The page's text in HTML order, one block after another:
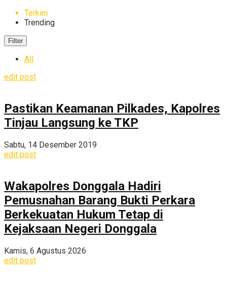
Terkini
Trending
Filter
All
edit post
Pastikan Keamanan Pilkades, Kapolres
Tinjau Langsung ke TKP
Sabtu, 14 Desember 2019
edit post
Wakapolres Donggala Hadiri
Pemusnahan Barang Bukti Perkara
Berkekuatan Hukum Tetap di
Kejaksaan Negeri Donggala
Kamis, 6 Agustus 2026
edit post